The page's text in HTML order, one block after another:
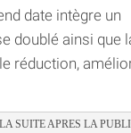
date intègre un
doublé ainsi que
réduction,